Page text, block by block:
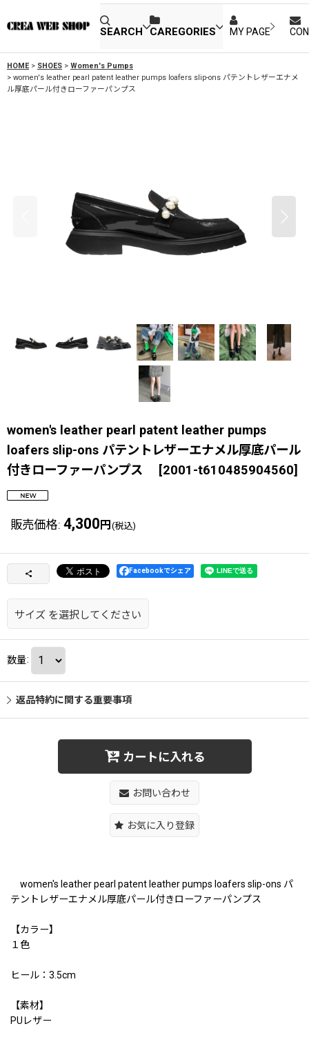
SEARCH CAREGORIES MY PAGE
HOME > SHOES > Women's Pumps
> women's leather pearl patent leather pumps loafers slip-ons パテントレザーエナメ
ル厚底パール付きローファーパンプス
women's leather pearl patent leather pumps
loafers slip-ons パテントレザーエナメル厚底パール
付きローファーパンプス
[2001-t610485904560]
販売価格: 4,300 円 (税込)
Facebookでシェア
サイズ を選択してください
数量:
返品特約に関する重要事項
カートに入れる
お問い合わせ
お気に入り登録
women's leather pearl patent leather pumps loafers slip-ons パ
テントレザーエナメル厚底パール付きローファーパンプス
【カラー】
１色
ヒール：3.5cm
【素材】
PUレザー